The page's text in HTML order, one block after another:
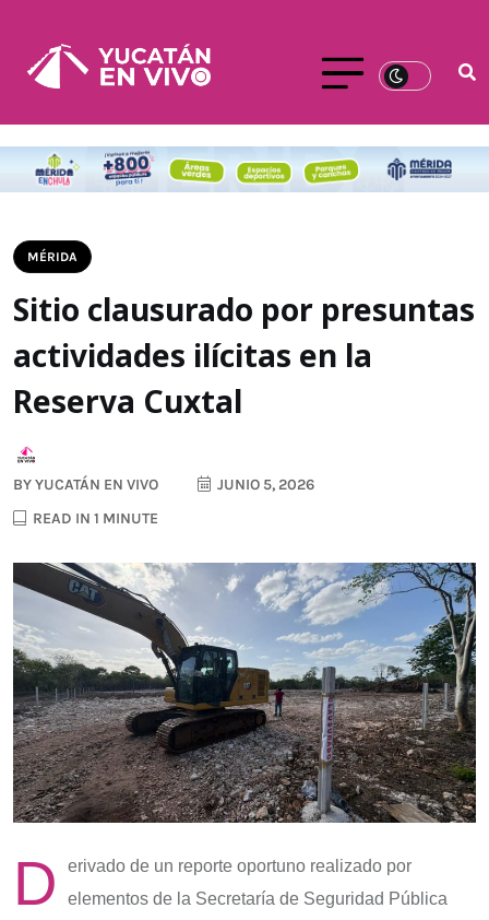
MÉRIDA
Sitio clausurado por presuntas
actividades ilícitas en la
Reserva Cuxtal
BYYUCATÁN EN VIVO
JUNIO 5, 2026
READ IN 1 MINUTE
D
erivado de un reporte oportuno realizado por
elementos de la Secretaría de Seguridad Pública